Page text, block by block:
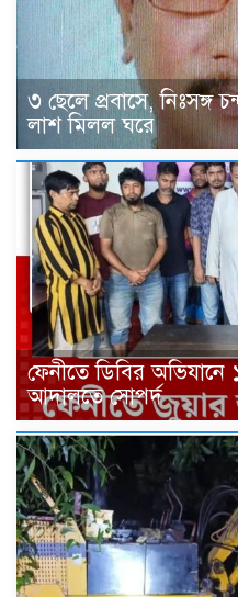
৩ ছেলে প্রবাসে,
লাশ মিলল ঘরে
ফেনীতে ডিবির অভিযানে
আদালতে সোপর্দ